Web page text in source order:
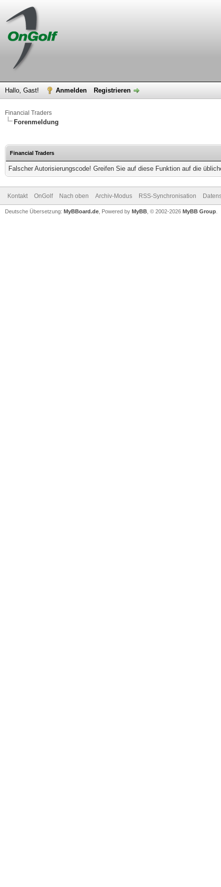
Hallo, Gast! Anmelden Registrieren
Financial Traders
Forenmeldung
Financial Traders
Falscher Autorisierungscode! Greifen Sie auf diese Funktion auf die
Kontakt OnGolf Nach oben Archiv-Modus RSS-Synchronisation
Deutsche Übersetzung: MyBBoard.de , Powered by MyBB , © 2002-2026 MyBB Group